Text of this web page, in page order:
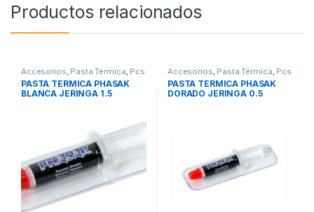
Productos relacionados
Accesorios Pasta Térmica Pcs
Integración
PASTA TERMICA PHASAK
BLANCA JERINGA 1.5
Accesorios Pasta Térmica Pcs
Integración
PASTA TÉRMICA PHASAK
DORADO JERINGA 0.5